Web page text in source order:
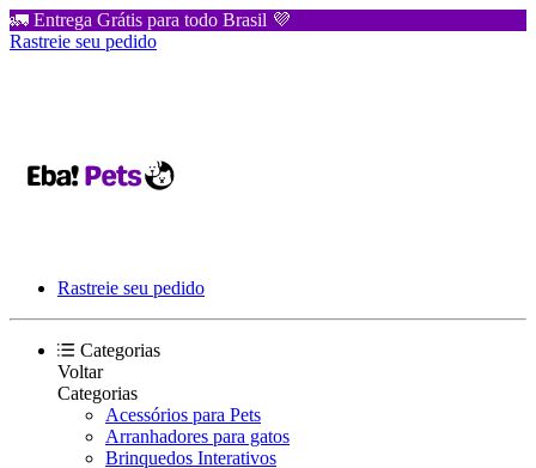
🚛 Entrega Grátis para todo Brasil 💜
Rastreie seu pedido
Rastreie seu pedido
Categorias
Voltar
Categorias
Acessórios para Pets
Arranhadores para gatos
Brinquedos Interativos